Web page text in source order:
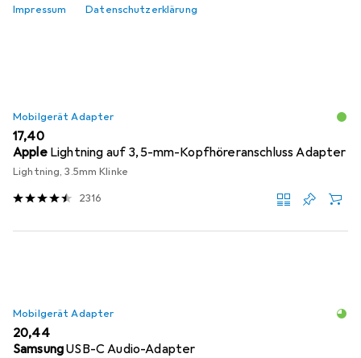
Impressum Datenschutzerklärung
Relevanz
Mobilgerät Adapter
EUR
17,40
Apple Lightning auf 3,5-mm-Kopfhöreranschluss Adapter
Lightning, 3.5mm Klinke
2316
Mobilgerät Adapter
EUR
20,44
SamsungUSB-C Audio-Adapter